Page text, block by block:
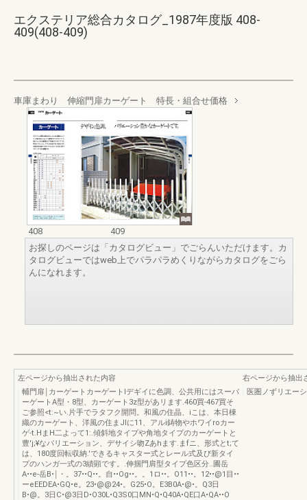
エクステリア総合カタログ_1987年度版 408-
409(408-409)
車庫まわり 伸縮門扉カーゲート 特長・組合せ価格
408
409
お探しのページは「カタログビュー」でごらんいただけます。カ
タログビューではweb上でパラパラめくりながらカタログをごら
んになれます。
左ページから抽出された内容
輔門扉￨カーゲートカーゲートIデギイに色調、公共用にはスーパ
ーゲートA型・8型、カーゲート3z型があリます.460買-467買そ
ご参照<t:~い.片手でラタフク開問。和風の住晶、iこは、本日棟
織のカーゲート、洋風の住まJlに11、アルi鋳物やホワイroカー
ゲ-t.HまH二よって1:.傾斜地タイプや角地タイプのカーゲートと
豊'j;¥なパリエーション、デサイシ吻Zあhます.まfニ、形式とt;て
は、180度回転収納.'できるキャスター式とレール式及び新タイ
プのハンガ一式の3績顕です。.伸掴門肩型タイプ色区分..圃岳
A••e-岳B•￨・。37••Q••。自••Og••。。1ロ••。O11••。12••@1目••
ーeEEDEA•GQ•e。23•@@24•。G25•O。E3B0A•@•。Q3日
B•@。3日C•@3日D•O30L•Q3S0口MN•Q•Q40A•QE口A•QA••O
右ページから抽出
医圏ノずリエー